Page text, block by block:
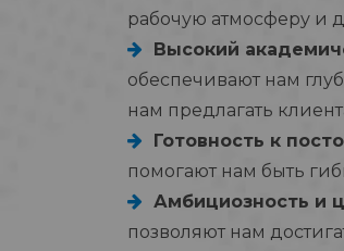
рабочую атмосферу и
Высокий
обеспечивают нам
нам предлагать
Готовность к
помогают нам быть
Амбициозность и
позволяют нам